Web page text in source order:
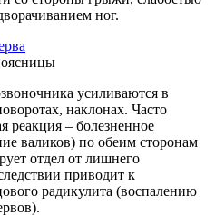
ног.
усиливаются в
наклонах. Часто
реакция – болезненное
валиков) по обеим сторонам
отдел от лишнего
приводит к
радикулита (воспалению